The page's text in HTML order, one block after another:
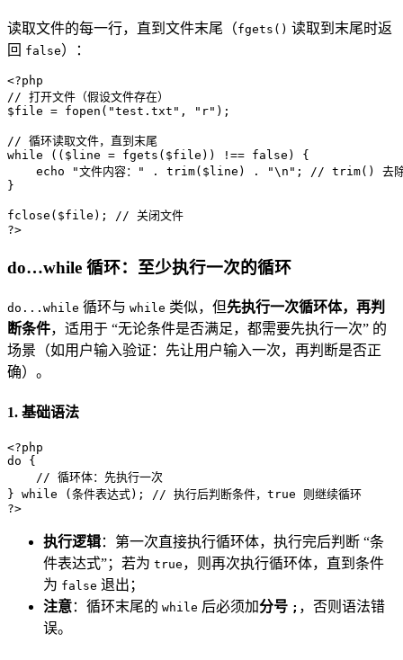
读取文件的每一行，直到文件末尾（fgets() 读取到末尾时返
回 false）：
<?php
// 打开文件（假设文件存在）
$file = fopen ( "test.txt" , "r" );
// 循环读取文件，直到末尾
while (( $line = fgets ( $file )) !== false ) {
echo
"文件内容：" . trim( $line ) . "\n" ; // trim() 去除
}
fclose ( $file ); // 关闭文件
?>
do…while 循环：至少执行一次的循环
do...while 循环与 while 类似，但先执行一次循环体，再判
断条件，适用于 “无论条件是否满足，都需要先执行一次” 的
场景（如用户输入验证：先让用户输入一次，再判断是否正
确）。
1. 基础语法
<?php
do {
// 循环体：先执行一次
} while (条件表达式); // 执行后判断条件，true 则继续循环
?>
执行逻辑：第一次直接执行循环体，执行完后判断 “条
件表达式”；若为 true ，则再次执行循环体，直到条件
为 false 退出；
注意：循环末尾的 while 后必须加分号 ; ，否则语法错
误。